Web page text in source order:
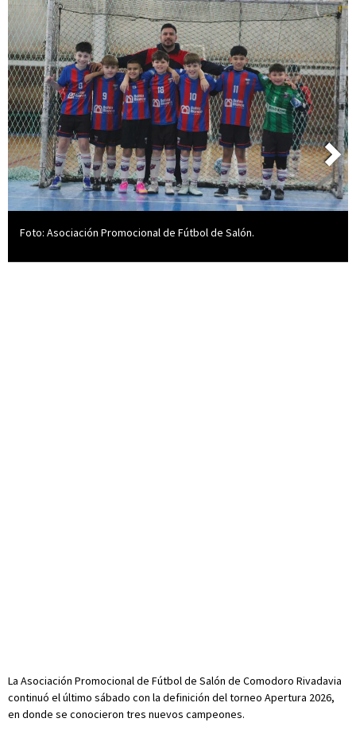
Foto: Asociación Promocional de Fútbol de Salón.
La Asociación Promocional de Fútbol de Salón de Comodoro Rivadavia
continuó el último sábado con la definición del torneo Apertura 2026,
en donde se conocieron tres nuevos campeones.